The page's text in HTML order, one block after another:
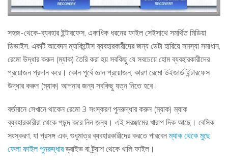
সহজ-থেকে-ব্যবহার ইন্টারফেস, একাধিক ধরনের ফাইল সেইসাথে সমর্থিত মিডিয়া
ডিভাইস: একটি আবেদন ম্যাকিন্টোস ব্যবহারকারীদের জন্য ডেটা হারিয়ে সমস্যা সমাধান,
রেমো উদ্ধার করুন (ম্যাক) তৈরি করা হয় সবকিছু যে সবচেয়ে হোম ব্যবহারকারীদের
প্রয়োজন প্রদান করে। কোন পূর্বে জ্ঞান প্রয়োজন, কারণ রেমো উইজার্ড ইন্টারফেস
উদ্ধার করুন (ম্যাক) আপনার জন্য সবকিছু যত্ন নিতে হবে।
বর্তমানে সেখানে থাকেন রেমো 3 সংস্করণ পুনরুদ্ধার করুন (ম্যাক) ম্যাক
ব্যবহারকারীরা থেকে পছন্দ করে নিন জন্য। এই সরঞ্জামের খারাপ দিক আছে। বেসিক
সংস্করণ, যা প্রসঙ্গ এক, শুধুমাত্র ব্যবহারকারীদের করতে পারবেনম্যাক থেকে মুছে
ফেলা ফাইল পুনরুদ্ধারড্রাইভ বা ট্র্যাশ থেকে খালি ফাইল।